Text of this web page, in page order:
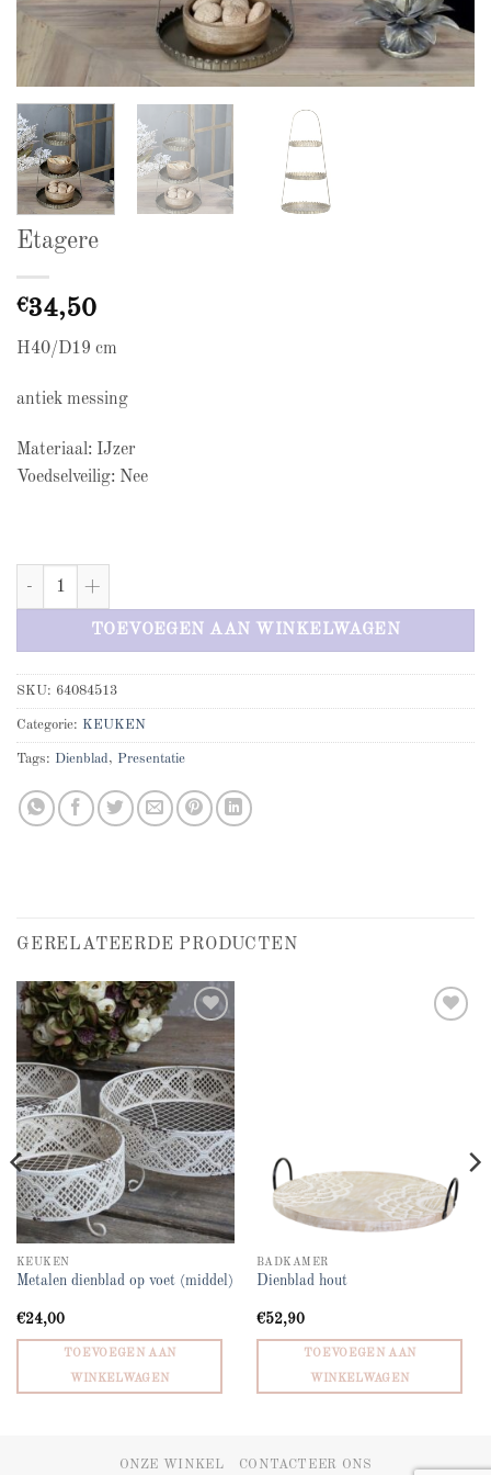
Etagere
€34,50
H40/D19 cm
antiek messing
Materiaal: IJzer
Voedselveilig: Nee
Etagere aantal
TOEVOEGEN AAN WINKELWAGEN
SKU: 64084513
Categorie: KEUKEN
Tags: Dienblad, Presentatie
GERELATEERDE PRODUCTEN
wishlist
KEUKEN
Metalen dienblad op voet (middel)
€24,00
TOEVOEGEN AAN
WINKELWAGEN
BADKAMER
Dienblad hout
€52,90
TOEVOEGEN AAN
WINKELWAGEN
ONZE WINKEL CONTACTEER ONS